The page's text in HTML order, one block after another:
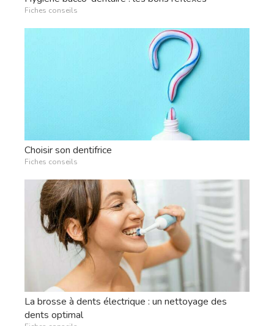
Fiches conseils
Choisir son dentifrice
Fiches conseils
La brosse à dents électrique : un nettoyage des
dents optimal